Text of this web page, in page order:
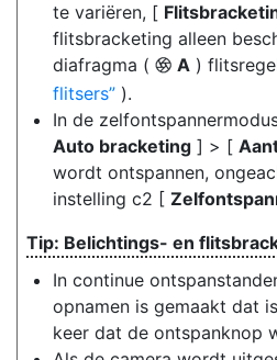
te variëren, [
flitsbracketing alleen
diafragma ( q A )
flitsers ).
In de
Auto bracketing ] > [
wordt ontspannen,
instelling c2 [
Belichtings- en
In continue
opnamen is gemaakt dat
keer dat de ontspanknop